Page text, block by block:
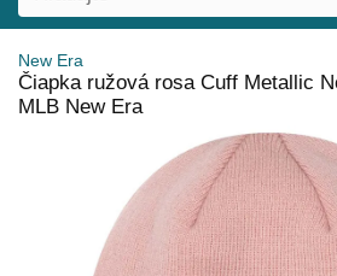
New Era
Čiapka ružová rosa Cuff Metallic
MLB New Era